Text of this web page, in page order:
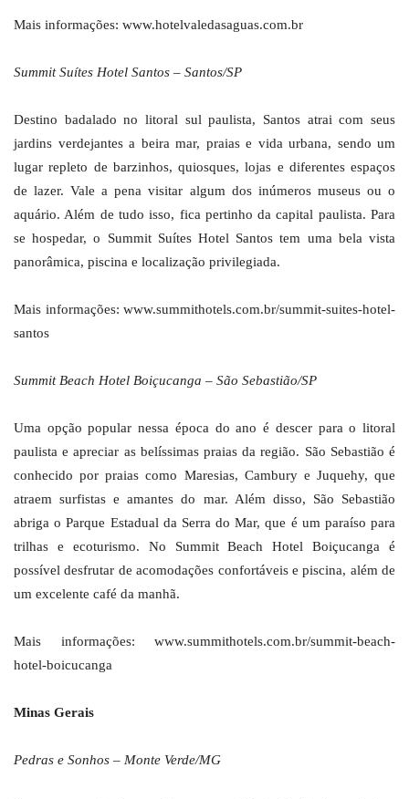
Mais informações: www.hotelvaledasaguas.com.br
Summit Suítes Hotel Santos – Santos/SP
Destino badalado no litoral sul paulista, Santos atrai com seus
jardins verdejantes a beira mar, praias e vida urbana, sendo um
lugar repleto de barzinhos, quiosques, lojas e diferentes espaços
de lazer. Vale a pena visitar algum dos inúmeros museus ou o
aquário. Além de tudo isso, fica pertinho da capital paulista. Para
se hospedar, o Summit Suítes Hotel Santos tem uma bela vista
panorâmica, piscina e localização privilegiada.
Mais informações: www.summithotels.com.br/summit-suites-hotel-
santos
Summit Beach Hotel Boiçucanga – São Sebastião/SP
Uma opção popular nessa época do ano é descer para o litoral
paulista e apreciar as belíssimas praias da região. São Sebastião é
conhecido por praias como Maresias, Cambury e Juquehy, que
atraem surfistas e amantes do mar. Além disso, São Sebastião
abriga o Parque Estadual da Serra do Mar, que é um paraíso para
trilhas e ecoturismo. No Summit Beach Hotel Boiçucanga é
possível desfrutar de acomodações confortáveis e piscina, além de
um excelente café da manhã.
Mais informações: www.summithotels.com.br/summit-beach-
hotel-boicucanga
Minas Gerais
Pedras e Sonhos – Monte Verde/MG